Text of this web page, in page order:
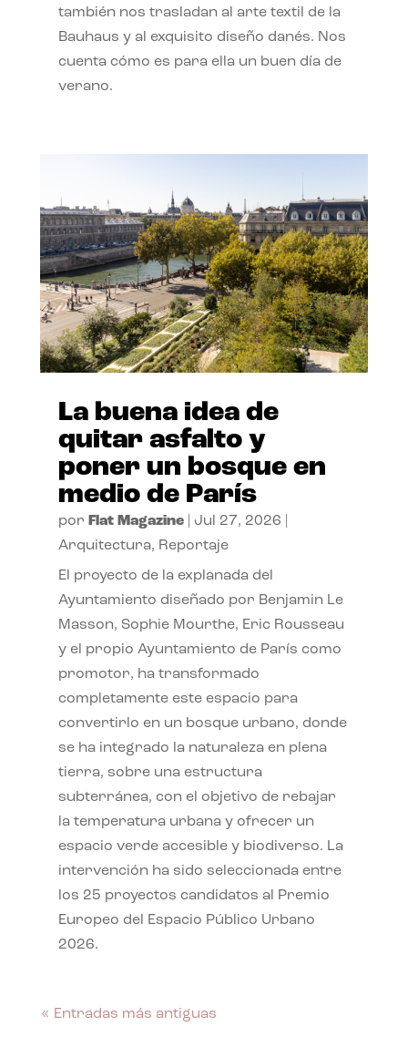
también nos trasladan al arte textil de la
Bauhaus y al exquisito diseño danés. Nos
cuenta cómo es para ella un buen día de
verano.
La buena idea de
quitar asfalto y
poner un bosque en
medio de París
por Flat Magazine| Jul 27, 2026
Arquitectura, Reportaje
El proyecto de la explanada del
Ayuntamiento diseñado por Benjamin Le
Masson, Sophie Mourthe, Eric Rousseau
y el propio Ayuntamiento de París como
promotor, ha transformado
completamente este espacio para
convertirlo en un bosque urbano, donde
se ha integrado la naturaleza en plena
tierra, sobre una estructura
subterránea, con el objetivo de rebajar
la temperatura urbana y ofrecer un
espacio verde accesible y biodiverso. La
intervención ha sido seleccionada entre
los 25 proyectos candidatos al Premio
Europeo del Espacio Público Urbano
2026.
« Entradas más antiguas